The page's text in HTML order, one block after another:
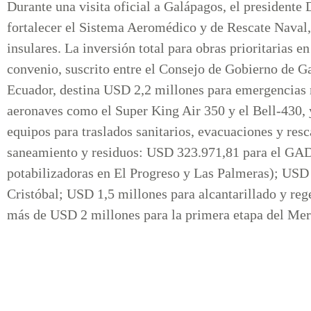
Durante una visita oficial a Galápagos, el
fortalecer el Sistema Aeromédico y de Rescate
insulares. La inversión total para obras prioritarias
convenio, suscrito entre el Consejo de Gobierno de
Ecuador, destina USD 2,2 millones para
aeronaves como el Super King Air 350 y el Bell-
equipos para traslados sanitarios, evacuaciones y
saneamiento y residuos: USD 323.971,81 para el
potabilizadoras en El Progreso y Las Palmeras);
Cristóbal; USD 1,5 millones para alcantarillado y
más de USD 2 millones para la primera etapa del